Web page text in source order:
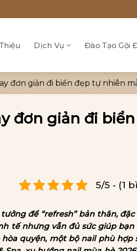
Dịch Vụ Đào Tạo Gội
đơn giản đi biển đẹp tự nhiên
đơn giản đi
5/5 - (1
để “refresh” bản thân,
tế nhưng vẫn đủ sức giúp
quyện, một bộ nail phù